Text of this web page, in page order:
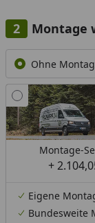
Montage
Ohne
Montage-
+
Eigene
Bundesweite